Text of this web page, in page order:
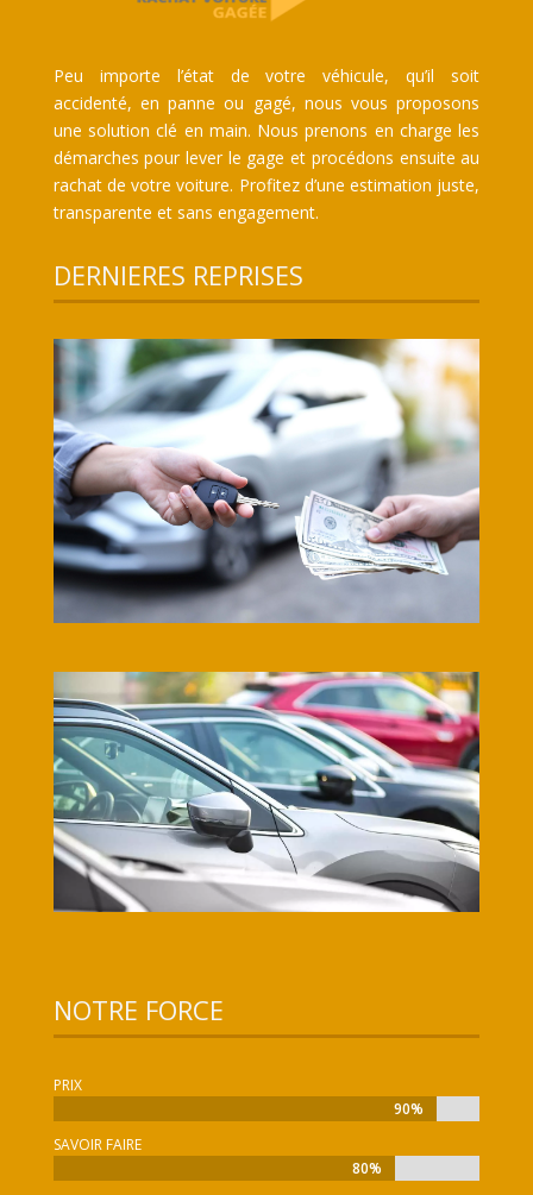
Peu importe l’état de votre véhicule, qu’il soit
accidenté, en panne ou gagé, nous vous proposons
une solution clé en main. Nous prenons en charge les
démarches pour lever le gage et procédons ensuite au
rachat de votre voiture. Profitez d’une estimation juste,
transparente et sans engagement.
DERNIERES REPRISES
NOTRE FORCE
PRIX
90%
90%
SAVOIR FAIRE
80%
80%